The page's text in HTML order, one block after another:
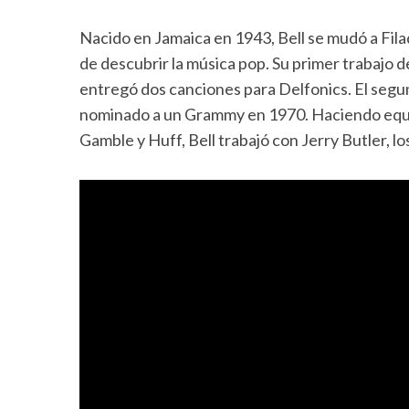
Nacido en Jamaica en 1943, Bell se mudó a
de descubrir la música pop. Su primer trabajo
entregó dos canciones para Delfonics. El
nominado a un Grammy en 1970. Haciendo
Gamble y Huff, Bell trabajó con Jerry Butler,